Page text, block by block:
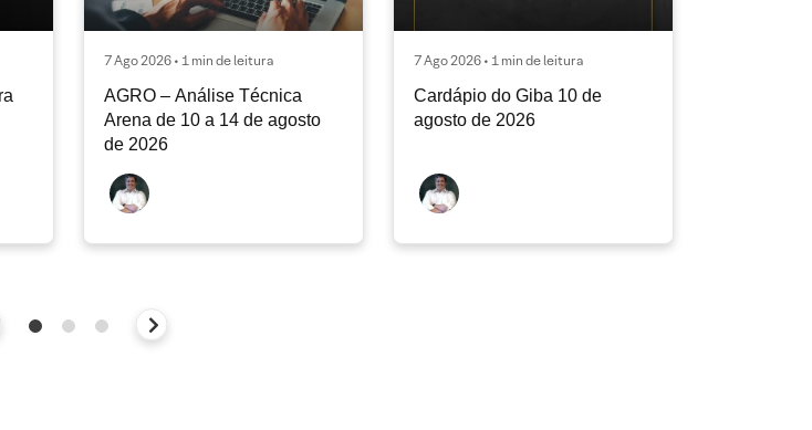
7 Ago 2026 • 1 min de leitura
AGRO – Análise Técnica
Arena de 10 a 14 de agosto
de 2026
7 Ago 2026 • 1 min de leitura
Cardápio do Giba 10 de
agosto de 2026